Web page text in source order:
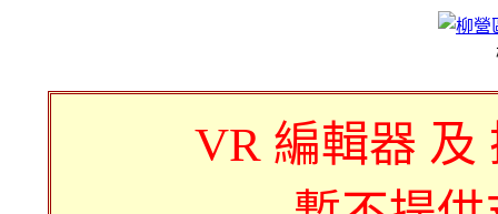
VR 編輯器 及